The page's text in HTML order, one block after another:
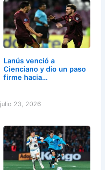
Lanús venció a
Cienciano y dio un paso
firme hacia…
julio 23, 2026